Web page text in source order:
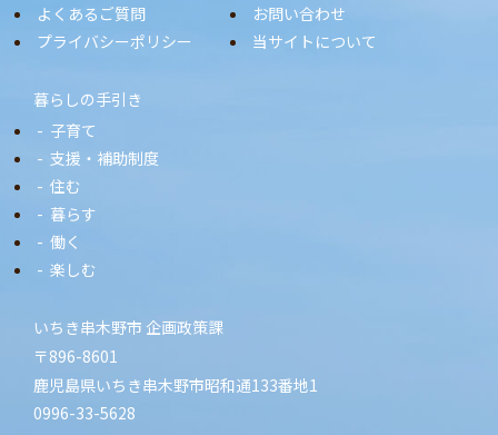
よくあるご質問
お問い合わせ
プライバシーポリシー
当サイトについて
暮らしの手引き
子育て
支援・補助制度
住む
暮らす
働く
楽しむ
いちき串木野市 企画政策課
〒896-8601
鹿児島県いちき串木野市昭和通133番地1
0996-33-5628